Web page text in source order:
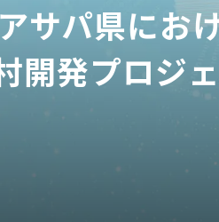
サパ県にお
開発プロジ